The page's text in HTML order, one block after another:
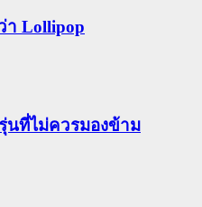
า Lollipop
นที่ไม่ควรมองข้าม